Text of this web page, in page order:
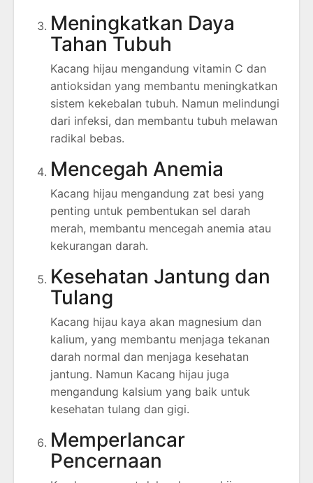
Meningkatkan Daya
Tahan Tubuh
Kacang hijau mengandung vitamin C dan
antioksidan yang membantu meningkatkan
sistem kekebalan tubuh. Namun melindungi
dari infeksi, dan membantu tubuh melawan
radikal bebas.
Mencegah Anemia
Kacang hijau mengandung zat besi yang
penting untuk pembentukan sel darah
merah, membantu mencegah anemia atau
kekurangan darah.
Kesehatan Jantung dan
Tulang
Kacang hijau kaya akan magnesium dan
kalium, yang membantu menjaga tekanan
darah normal dan menjaga kesehatan
jantung. Namun Kacang hijau juga
mengandung kalsium yang baik untuk
kesehatan tulang dan gigi.
Memperlancar
Pencernaan